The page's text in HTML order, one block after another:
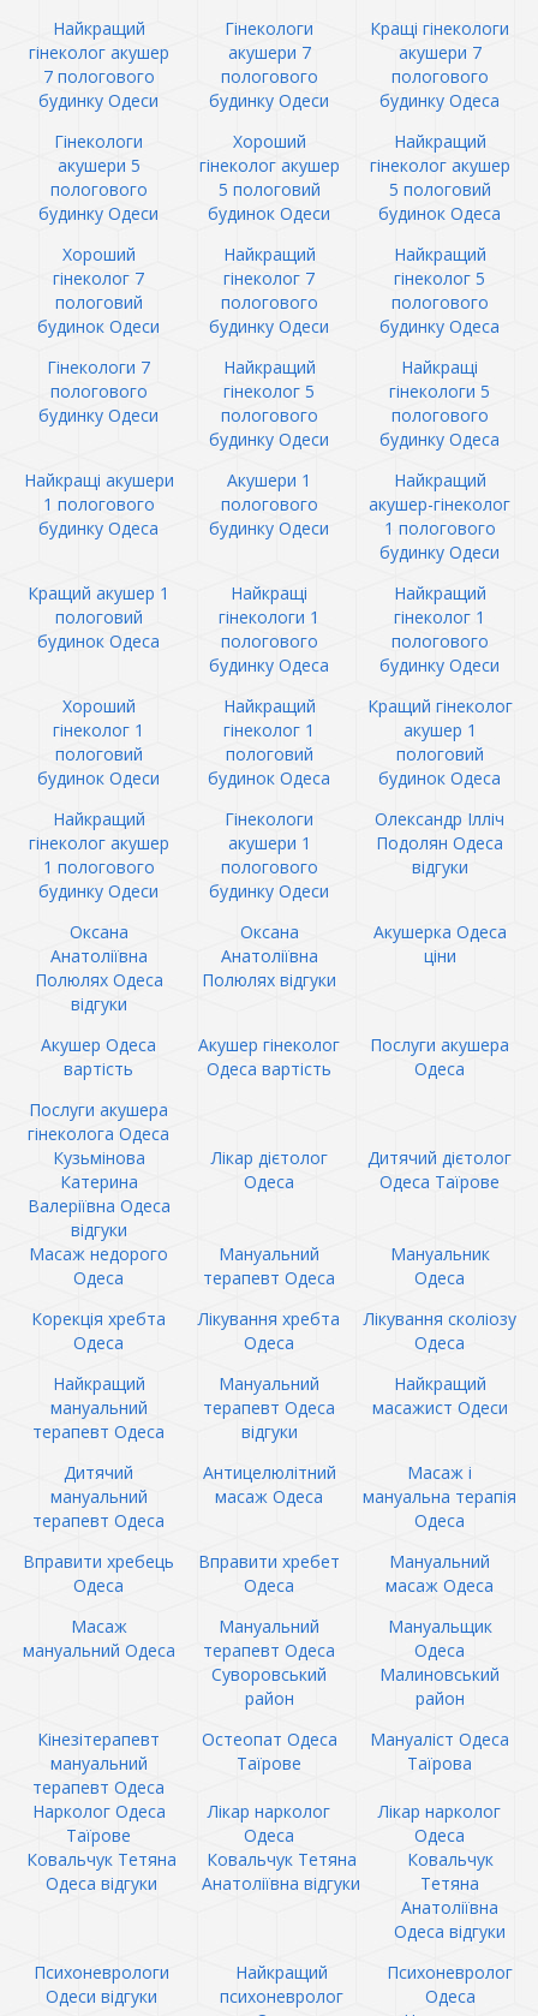
Найкращий
гінеколог акушер
7 пологового
будинку Одеси
Гінекологи
акушери 7
пологового
будинку Одеси
Кращі гінекологи
акушери 7
пологового
будинку Одеса
Гінекологи
акушери 5
пологового
будинку Одеси
Хороший
гінеколог акушер
5 пологовий
будинок Одеси
Найкращий
гінеколог акушер
5 пологовий
будинок Одеса
Хороший
гінеколог 7
пологовий
будинок Одеси
Найкращий
гінеколог 7
пологового
будинку Одеси
Найкращий
гінеколог 5
пологового
будинку Одеса
Гінекологи 7
пологового
будинку Одеси
Найкращий
гінеколог 5
пологового
будинку Одеси
Найкращі
гінекологи 5
пологового
будинку Одеса
Найкращі акушери
1 пологового
будинку Одеса
Акушери 1
пологового
будинку Одеси
Найкращий
акушер-гінеколог
1 пологового
будинку Одеси
Кращий акушер 1
пологовий
будинок Одеса
Найкращі
гінекологи 1
пологового
будинку Одеса
Найкращий
гінеколог 1
пологового
будинку Одеси
Хороший
гінеколог 1
пологовий
будинок Одеси
Найкращий
гінеколог 1
пологовий
будинок Одеса
Кращий гінеколог
акушер 1
пологовий
будинок Одеса
Найкращий
гінеколог акушер
1 пологового
будинку Одеси
Гінекологи
акушери 1
пологового
будинку Одеси
Олександр Ілліч
Подолян Одеса
відгуки
Оксана
Анатоліївна
Полюлях Одеса
відгуки
Оксана
Анатоліївна
Полюлях відгуки
Акушерка Одеса
ціни
Акушер Одеса
вартість
Акушер гінеколог
Одеса вартість
Послуги акушера
Одеса
Послуги акушера
гінеколога Одеса
Кузьмінова
Катерина
Валеріївна Одеса
відгуки
Лікар дієтолог
Одеса
Дитячий дієтолог
Одеса Таїрове
Масаж недорого
Одеса
Мануальний
терапевт Одеса
Мануальник
Одеса
Корекція хребта
Одеса
Лікування хребта
Одеса
Лікування сколіозу
Одеса
Найкращий
мануальний
терапевт Одеса
Мануальний
терапевт Одеса
відгуки
Найкращий
масажист Одеси
Дитячий
мануальний
терапевт Одеса
Антицелюлітний
масаж Одеса
Масаж і
мануальна терапія
Одеса
Вправити хребець
Одеса
Вправити хребет
Одеса
Мануальний
масаж Одеса
Масаж
мануальний Одеса
Мануальний
терапевт Одеса
Суворовський
район
Мануальщик
Одеса
Малиновський
район
Кінезітерапевт
мануальний
терапевт Одеса
Остеопат Одеса
Таїрове
Мануаліст Одеса
Таїрова
Нарколог Одеса
Таїрове
Лікар нарколог
Одеса
Лікар нарколог
Одеса
Ковальчук Тетяна
Одеса відгуки
Ковальчук Тетяна
Анатоліївна відгуки
Ковальчук
Тетяна
Анатоліївна
Одеса відгуки
Психоневрологи
Одеси відгуки
Найкращий
психоневролог
Психоневролог
Одеса